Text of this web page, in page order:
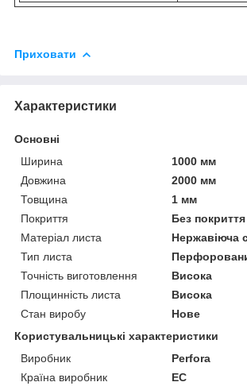
Приховати
Характеристики
Основні
Ширина
1000 мм
Довжина
2000 мм
Товщина
1 мм
Покриття
Без покриття
Матеріал листа
Нержавіюча
Тип листа
Точність виготовлення
Висока
Площинність листа
Висока
Стан виробу
Нове
Користувальницькі характеристики
Виробник
Perfora
Країна виробник
EC